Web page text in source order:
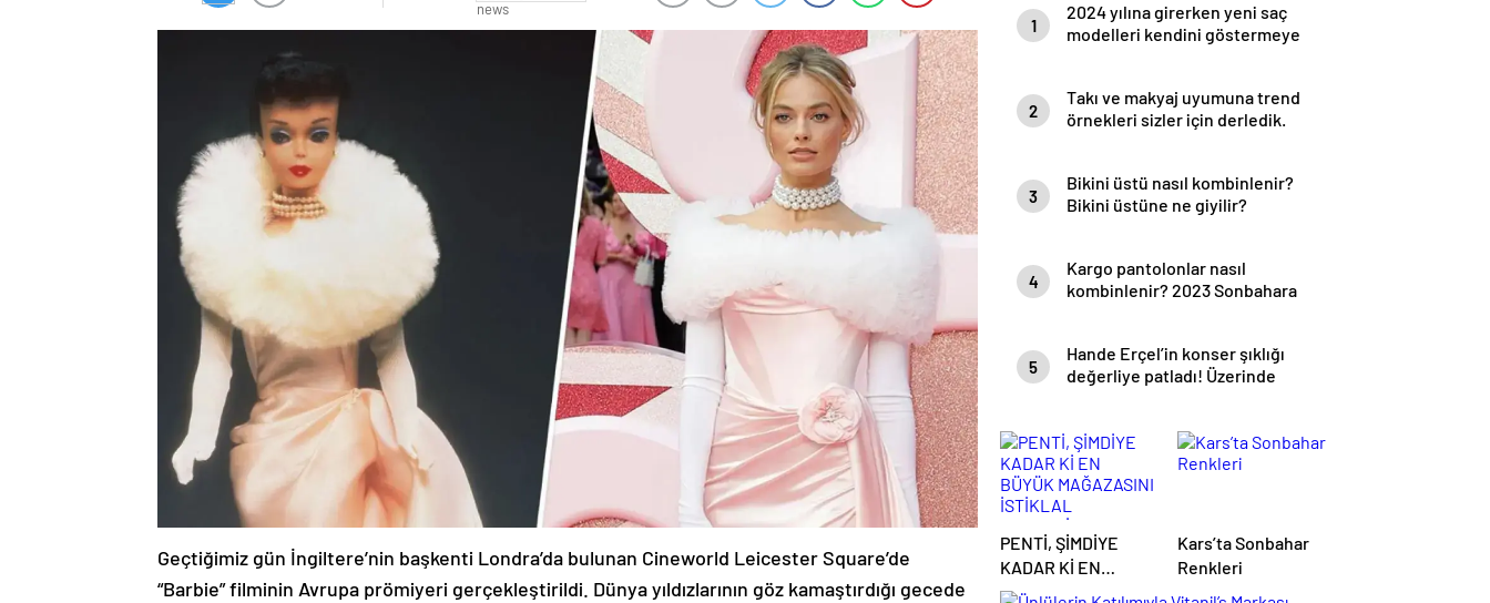
Geçtiğimiz gün İngiltere’nin başkenti Londra’da bulunan Cineworld Leicester Square’de
“Barbie” filminin Avrupa prömiyeri gerçekleştirildi. Dünya yıldızlarının göz kamaştırdığı gecede
1
2024 yılına girerken yeni saç
modelleri kendini göstermeye
2
Takı ve makyaj uyumuna trend
örnekleri sizler için derledik.
3
Bikini üstü nasıl kombinlenir?
Bikini üstüne ne giyilir?
4
Kargo pantolonlar nasıl
kombinlenir? 2023 Sonbahara
5
Hande Erçel’in konser şıklığı
değerliye patladı! Üzerinde
PENTİ, ŞİMDİYE
KADAR Kİ EN
BÜYÜK MAĞAZASINI
Kars’ta Sonbahar
Renkleri